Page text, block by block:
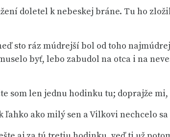
doletel k nebeskej bráne. Tu ho
sto ráz múdrejší bol od toho
byť, lebo zabudol na otca i na
som len jednu hodinku tu; doprajže
ako milý sen a Vilkovi nechcelo